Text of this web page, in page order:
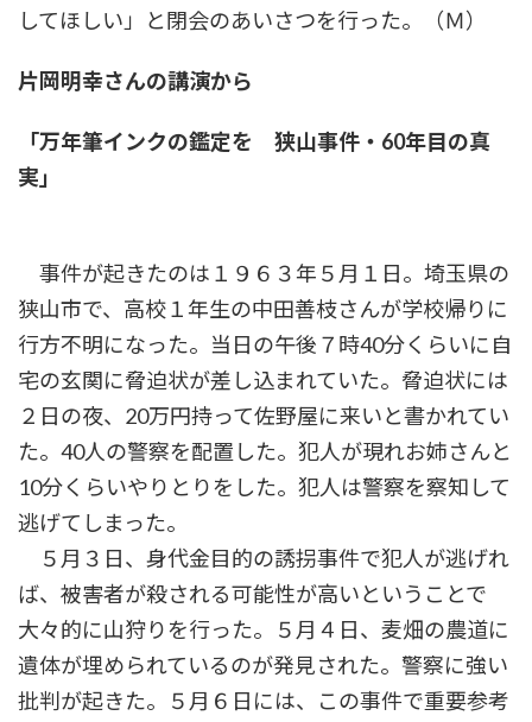
してほしい」と閉会のあいさつを行った。（Ｍ）
片岡明幸さんの講演から
「万年筆インクの鑑定を 狭山事件・60年目の真
実」
事件が起きたのは１９６３年５月１日。埼玉県の
狭山市で、高校１年生の中田善枝さんが学校帰りに
行方不明になった。当日の午後７時40分くらいに自
宅の玄関に脅迫状が差し込まれていた。脅迫状には
２日の夜、20万円持って佐野屋に来いと書かれてい
た。40人の警察を配置した。犯人が現れお姉さんと
10分くらいやりとりをした。犯人は警察を察知して
逃げてしまった。
５月３日、身代金目的の誘拐事件で犯人が逃げれ
ば、被害者が殺される可能性が高いということで
大々的に山狩りを行った。５月４日、麦畑の農道に
遺体が埋められているのが発見された。警察に強い
批判が起きた。５月６日には、この事件で重要参考